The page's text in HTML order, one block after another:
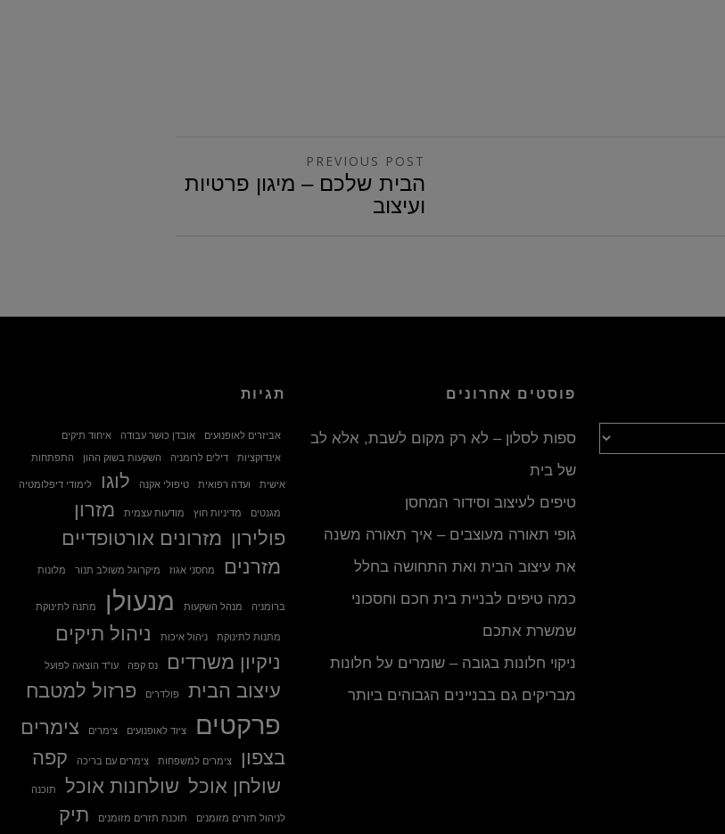
PREVIOUS POST
הבית שלכם – מיגון פרטיות
ועיצוב
תגיות
אביזרים לאופנועים אובדן כושר עבודה איחוד תיקים
אינדוקציות דילים לרומניה השקעות בשוק ההון התפתחות
אישית ועדה רפואית טיפולי אקנה לוגו לימודי דיפלומטיה
מגנטים מדיניות חוץ מודעות עצמית
מזרון
פולירון מזרונים אורטופדיים
מזרנים
מחסני אגוז מיקרוגל משולב תנור מלונות
ברומניה מנהל השקעות מנעולן מתנה לתינוקת
מתנות לתינוקת ניהול איכות
ניהול תיקים
ניקיון משרדים
נס קפה עו"ד הוצאה לפועל
עיצוב הבית פולדרים פרזול למטבח
פרקטים ציוד לאופנועים צימרים
צימרים
בצפון
צימרים למשפחות צימרים עם בריכה
קפה
שולחן אוכל שולחנות אוכל תוכנה
לניהול תזרים מזומנים תוכנת תזרים מזומנים
תיק
פוסטים אחרונים
ספות לסלון – לא רק מקום לשבת, אלא לב
של בית
טיפים לעיצוב וסידור המחסן
גופי תאורה מעוצבים – איך תאורה משנה
את עיצוב הבית ואת התחושה בחלל
כמה טיפים לבניית בית חכם וחסכוני
שמשרת אתכם
ניקוי חלונות בגובה – שומרים על חלונות
מבריקים גם בבניינים הגבוהים ביותר